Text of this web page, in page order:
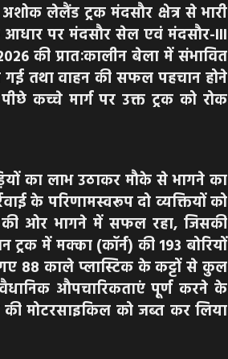
लेलैंड ट्रक मंदसौर क्षेत्र से भारी
आधार पर मंदसौर सेल एवं मंदसौर-III
की प्रातःकालीन बेला में संभावित
गई तथा वाहन की सफल पहचान होने
कच्चे मार्ग पर उक्त ट्रक को रोक
का लाभ उठाकर मौके से भागने का
के परिणामस्वरूप दो व्यक्तियों को
की ओर भागने में सफल रहा, जिसकी
में मक्का (कॉर्न) की 193 बोरियों
88 काले प्लास्टिक के कट्टों से कुल
औपचारिकताएं पूर्ण करने के
मोटरसाइकिल को जब्त कर लिया